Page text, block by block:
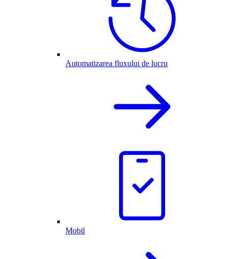
Automatizarea fluxului de lucru
Mobil